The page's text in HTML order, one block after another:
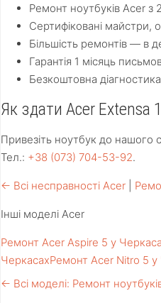
Ремонт ноутбуків Acer з
Сертифіковані майстри,
Більшість ремонтів — в
Гарантія 1 місяць
Безкоштовна
Як здати Acer Extensa
Привезіть ноутбук до нашого
Тел.: +38 (073) 704-53-92.
← Всі несправності Acer
Інші моделі Acer
Ремонт Acer Aspire 5 у
ЧеркасахРемонт Acer Nitro 5 у
← Всі моделі: Ремонт